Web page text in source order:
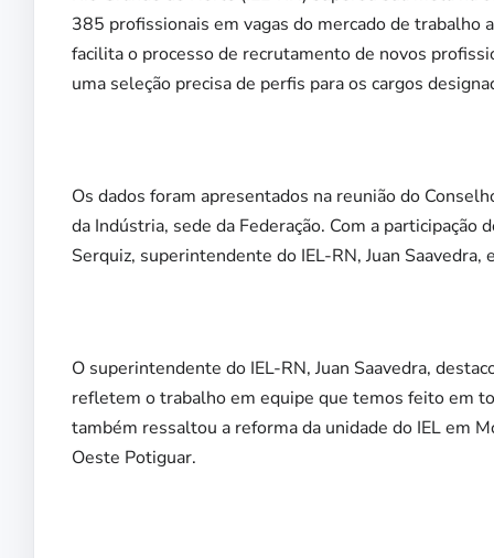
385 profissionais em vagas do mercado de trabalho
facilita o processo de recrutamento de novos
uma seleção precisa de perfis para os cargos
Os dados foram apresentados na reunião do
da Indústria, sede da Federação. Com a
Serquiz, superintendente do IEL-RN, Juan Saavedra,
O superintendente do IEL-RN, Juan Saavedra,
refletem o trabalho em equipe que temos feito em
também ressaltou a reforma da unidade do IEL em
Oeste Potiguar.